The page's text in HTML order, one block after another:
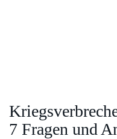
7 Fragen und